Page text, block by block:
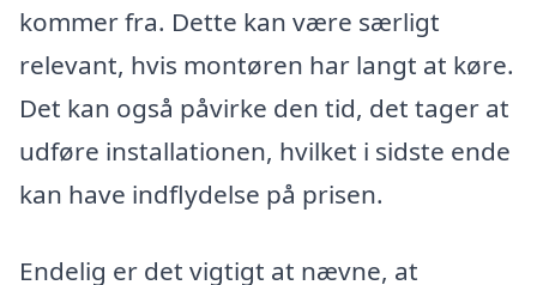
kommer fra. Dette kan være særligt
relevant, hvis montøren har langt at køre.
Det kan også påvirke den tid, det tager at
udføre installationen, hvilket i sidste ende
kan have indflydelse på prisen.
Endelig er det vigtigt at nævne, at